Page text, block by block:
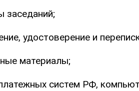
заседаний;
удостоверение и
материалы;
систем РФ,